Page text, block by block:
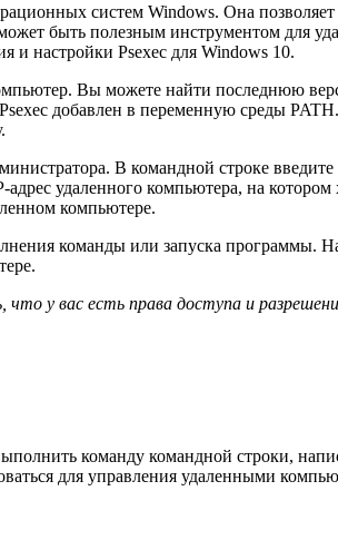
систем Windows. Она
быть полезным инструментом для
и настройки Psexec для Windows 10.
Вы можете найти последнюю
добавлен в переменную среды
В командной строке
удаленного компьютера, на
компьютере.
команды или запуска программы.
у вас есть права доступа и
команду командной строки,
для управления удаленными